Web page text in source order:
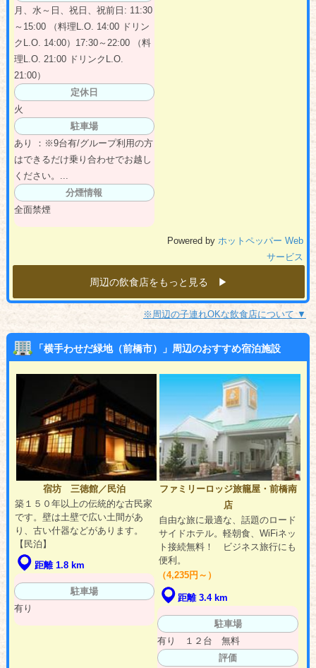
月、水～日、祝日、祝前日: 11:30
～15:00 （料理L.O. 14:00 ドリン
クL.O. 14:00）17:30～22:00 （料
理L.O. 21:00 ドリンクL.O.
21:00）
定休日
火
駐車場
あり ：※9台有/グループ利用の方
はできるだけ乗り合わせでお越し
ください。...
分煙情報
全面禁煙
Powered byホットペッパー Web
サービス
周辺の飲食店をもっと見る ▶︎
※周辺の子連れOKな飲食店について ▼
「横手わせだ緑地（前橋市）」周辺のおすすめ宿泊施設
宿坊 三徳館／民泊
築１５０年以上の伝統的な古民家
です。壁は土壁で広い土間があ
り、古い什器などがあります。
【民泊】
距離 1.8 km
駐車場
有り
ファミリーロッジ旅籠屋・前橋南
店
自由な旅に最適な、話題のロード
サイドホテル。軽朝食、WiFiネッ
ト接続無料！ ビジネス旅行にも
便利。
（4,235円～）
距離 3.4 km
駐車場
有り １２台 無料
評価